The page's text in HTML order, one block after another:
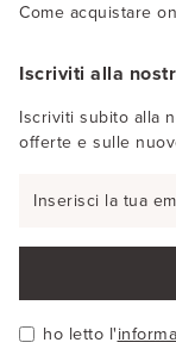
Come acquistare
Iscriviti alla
Iscriviti subito alla
offerte e sulle
ho letto l'